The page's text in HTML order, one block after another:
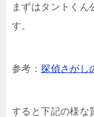
まずはタントくん
す。
参考：探偵さがし
すると下記の様な